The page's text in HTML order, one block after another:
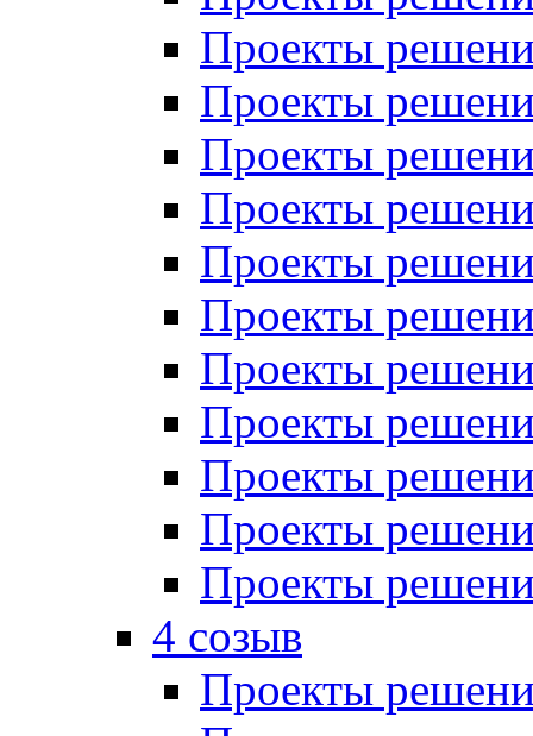
Проекты
Проекты
Проекты
Проекты
Проекты
Проекты
Проекты
Проекты
Проекты
Проекты
Проекты
4 созыв
Проекты